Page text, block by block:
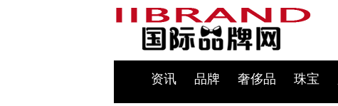
资讯 品牌 奢侈品 珠宝